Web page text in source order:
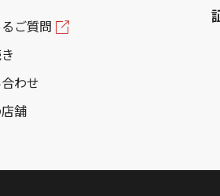
ご質問
わせ
舗